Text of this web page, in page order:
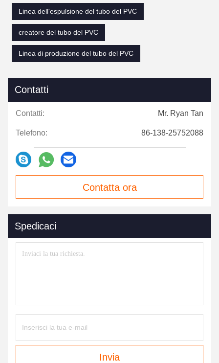
Linea dell'espulsione del tubo del PVC
creatore del tubo del PVC
Linea di produzione del tubo del PVC
Contatti
Contatti: Mr. Ryan Tan
Telefono: 86-138-25752088
Contatta ora
Spedicaci
Invia